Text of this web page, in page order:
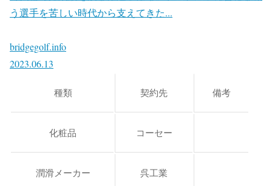
う選手を苦しい時代から支えてきた...
bridgegolf.info
2023.06.13
種類 契約先 備考
化粧品 コーセー
潤滑メーカー 呉工業